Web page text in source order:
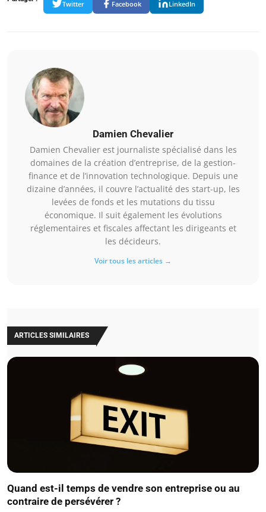
Twitter Facebook LinkedIn
Damien Chevalier
Damien Chevalier est journaliste spécialisé dans les
domaines de la création d’entreprise, de la gestion-
finance et de l’innovation technologique. Depuis une
dizaine d’années, il couvre l’actualité des start-up, les
levées de fonds et les mutations du tissu
économique. Il suit également les évolutions
réglementaires et fiscales affectant les dirigeants et
les décideurs.
Voir tous les articles →
ARTICLES SIMILAIRES
Quand est-il temps de vendre son entreprise ou au
contraire de persévérer ?